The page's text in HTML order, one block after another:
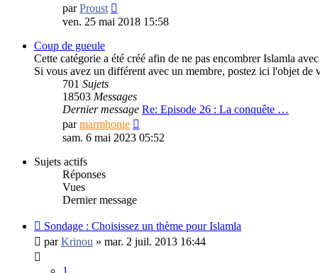
parProust
le
ven. 25 mai 2018 15:58
Coup de gueule
Cette catégorie a été créé afin de ne pas encombrer Islamla
Si vous avez un différent avec un membre, postez ici l'objet
701 Sujets
18503 Messages
Dernier message Re: Episode 26 : La conquête …
parmarmhonie
le
sam. 6 mai 2023 05:52
Sujets actifs
Réponses
Vues
Dernier message
Sondage : Choisissez un thème pour Islamla
parKrinou » mar. 2 juil. 2013 16:44
1